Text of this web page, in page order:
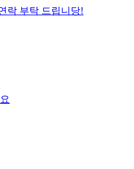
락 부탁 드립니당!